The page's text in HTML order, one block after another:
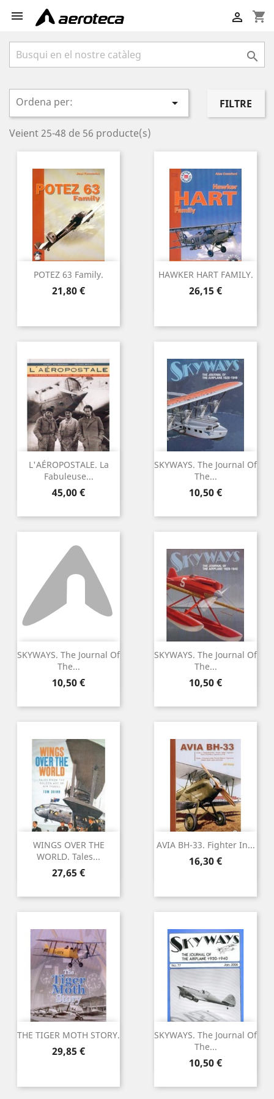
 shopping_cart


Ordena per:  FILTRE
Veient 25-48 de 56 producte(s)
POTEZ 63 Family.
Preu
21,80 €
HAWKER HART FAMILY.
Preu
26,15 €
L'AÉROPOSTALE. La
Fabuleuse...
Preu
45,00 €
SKYWAYS. The Journal Of
The...
Preu
10,50 €
SKYWAYS. The Journal Of
The...
Preu
10,50 €
SKYWAYS. The Journal Of
The...
Preu
10,50 €
WINGS OVER THE
WORLD. Tales...
Preu
27,65 €
AVIA BH-33. Fighter In...
Preu
16,30 €
THE TIGER MOTH STORY.
Preu
29,85 €
SKYWAYS. The Journal Of
The...
Preu
10,50 €